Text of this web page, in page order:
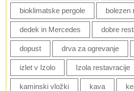
bioklimatske pergole bolezen
dedek in Mercedes dobre
dopust drva za ogrevanje
izlet v Izolo Izola restavracije
kaminski vložki kava